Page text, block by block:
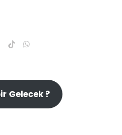
Gelecek ?